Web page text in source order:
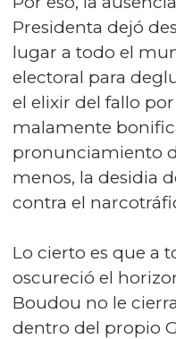
Presidenta dejó
lugar a todo el
electoral para
el elixir del fallo
malamente
pronunciamiento
menos, la desidia
contra el
Lo cierto es que a
oscureció el
Boudou no le
dentro del propio